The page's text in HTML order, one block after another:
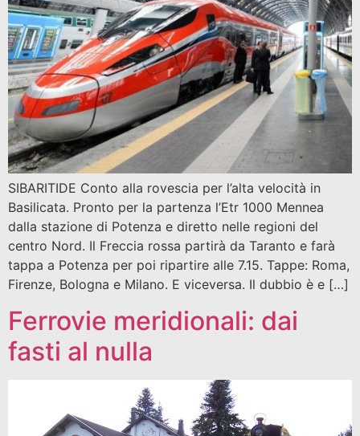
SIBARITIDE Conto alla rovescia per l’alta velocità in
Basilicata. Pronto per la partenza l’Etr 1000 Mennea
dalla stazione di Potenza e diretto nelle regioni del
centro Nord. Il Freccia rossa partirà da Taranto e farà
tappa a Potenza per poi ripartire alle 7.15. Tappe: Roma,
Firenze, Bologna e Milano. E viceversa. Il dubbio è e […]
Ferrovie meridionali: dai
fasti al nulla